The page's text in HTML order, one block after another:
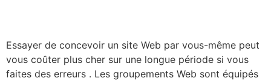
Essayer de concevoir un site Web par vous-même peut
vous coûter plus cher sur une longue période si vous
faites des erreurs . Les groupements Web sont équipés